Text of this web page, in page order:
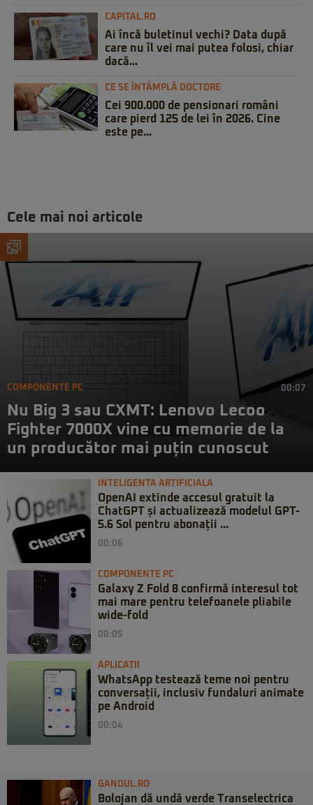
CAPITAL.RO
Ai încă buletinul vechi? Data după
care nu îl vei mai putea folosi, chiar
dacă...
CE SE ÎNTÂMPLĂ DOCTORE
Cei 900.000 de pensionari români
care pierd 125 de lei în 2026. Cine
este pe...
Cele mai noi articole
COMPONENTE PC 00:07
Nu Big 3 sau CXMT: Lenovo Lecoo
Fighter 7000X vine cu memorie de la
un producător mai puțin cunoscut
INTELIGENTA ARTIFICIALA
OpenAI extinde accesul gratuit la
ChatGPT și actualizează modelul GPT-
5.6 Sol pentru abonații ...
00:06
COMPONENTE PC
Galaxy Z Fold 8 confirmă interesul tot
mai mare pentru telefoanele pliabile
wide-fold
00:05
APLICATII
WhatsApp testează teme noi pentru
conversații, inclusiv fundaluri animate
pe Android
00:04
GANDUL.RO
Bolojan dă undă verde Transelectrica